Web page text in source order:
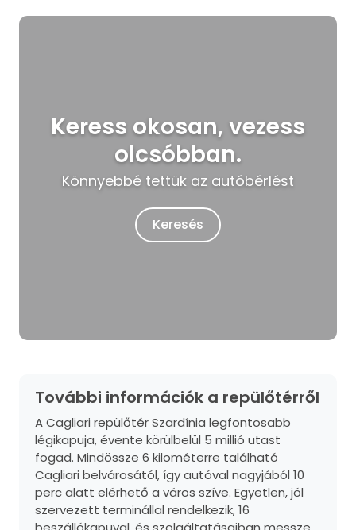
Keress okosan, vezess
olcsóbban.
Könnyebbé tettük az autóbérlést
Keresés
További információk a repülőtérről
A Cagliari repülőtér Szardínia legfontosabb
légikapuja, évente körülbelül 5 millió utast
fogad. Mindössze 6 kilométerre található
Cagliari belvárosától, így autóval nagyjából 10
perc alatt elérhető a város szíve. Egyetlen, jól
szervezett terminállal rendelkezik, 16